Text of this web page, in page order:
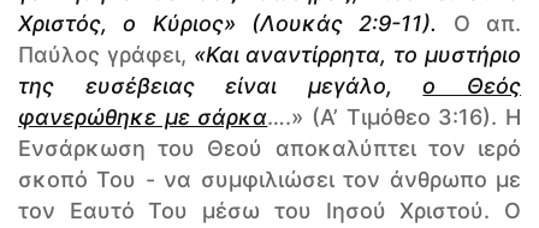
Χριστός, ο Κύριος» (Λουκάς 2:9-11). Ο απ.
Παύλος γράφει, «Και αναντίρρητα, το μυστήριο
της ευσέβειας είναι μεγάλο,ο Θεός
φανερώθηκε με σάρκα….» (Α’ Τιμόθεο 3:16). Η
Ενσάρκωση του Θεού αποκαλύπτει τον ιερό
σκοπό Του - να συμφιλιώσει τον άνθρωπο με
τον Εαυτό Του μέσω του Ιησού Χριστού. Ο